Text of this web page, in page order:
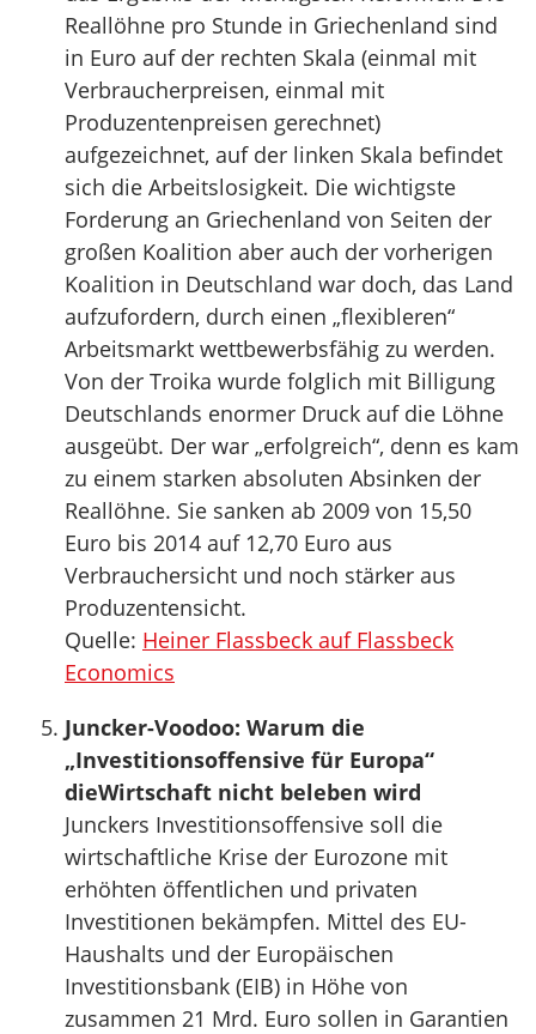
Reallöhne pro Stunde in Griechenland sind
in Euro auf der rechten Skala (einmal mit
Verbraucherpreisen, einmal mit
Produzentenpreisen gerechnet)
aufgezeichnet, auf der linken Skala befindet
sich die Arbeitslosigkeit. Die wichtigste
Forderung an Griechenland von Seiten der
großen Koalition aber auch der vorherigen
Koalition in Deutschland war doch, das Land
aufzufordern, durch einen „flexibleren“
Arbeitsmarkt wettbewerbsfähig zu werden.
Von der Troika wurde folglich mit Billigung
Deutschlands enormer Druck auf die Löhne
ausgeübt. Der war „erfolgreich“, denn es kam
zu einem starken absoluten Absinken der
Reallöhne. Sie sanken ab 2009 von 15,50
Euro bis 2014 auf 12,70 Euro aus
Verbrauchersicht und noch stärker aus
Produzentensicht.
Quelle: Heiner Flassbeck auf Flassbeck
Economics
Juncker-Voodoo: Warum die
„Investitionsoffensive für Europa“
dieWirtschaft nicht beleben wird
Junckers Investitionsoffensive soll die
wirtschaftliche Krise der Eurozone mit
erhöhten öffentlichen und privaten
Investitionen bekämpfen. Mittel des EU-
Haushalts und der Europäischen
Investitionsbank (EIB) in Höhe von
zusammen 21 Mrd. Euro sollen in Garantien